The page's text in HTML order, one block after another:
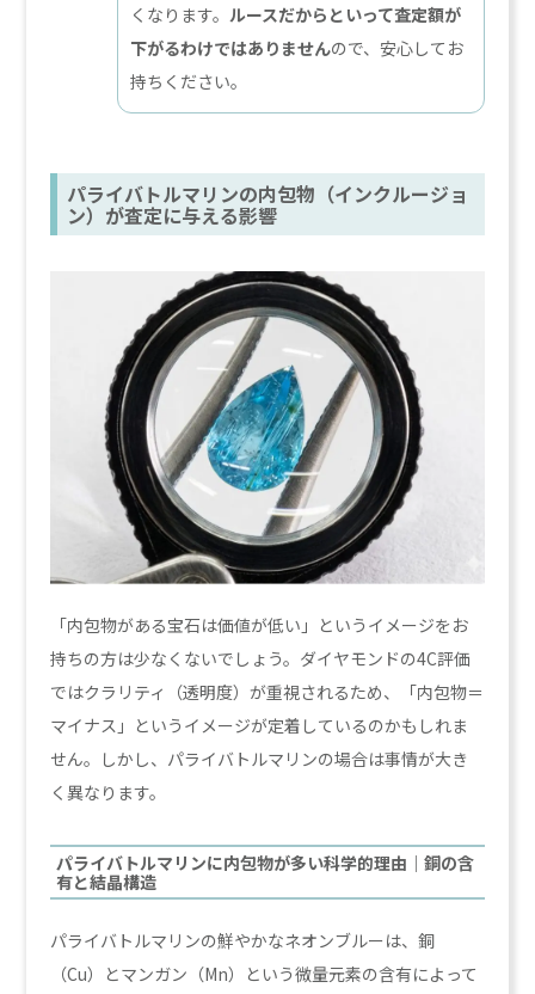
くなります。 ルースだからといって査定額が
下がるわけではありませんので、安心してお
持ちください。
パライバトルマリンの内包物（インクルージョ
ン）が査定に与える影響
「内包物がある宝石は価値が低い」というイメージをお
持ちの方は少なくないでしょう。ダイヤモンドの4C評価
ではクラリティ（透明度）が重視されるため、「内包物＝
マイナス」というイメージが定着しているのかもしれま
せん。しかし、パライバトルマリンの場合は事情が大き
く異なります。
パライバトルマリンに内包物が多い科学的理由｜銅の含
有と結晶構造
パライバトルマリンの鮮やかなネオンブルーは、銅
（Cu）とマンガン（Mn）という微量元素の含有によって